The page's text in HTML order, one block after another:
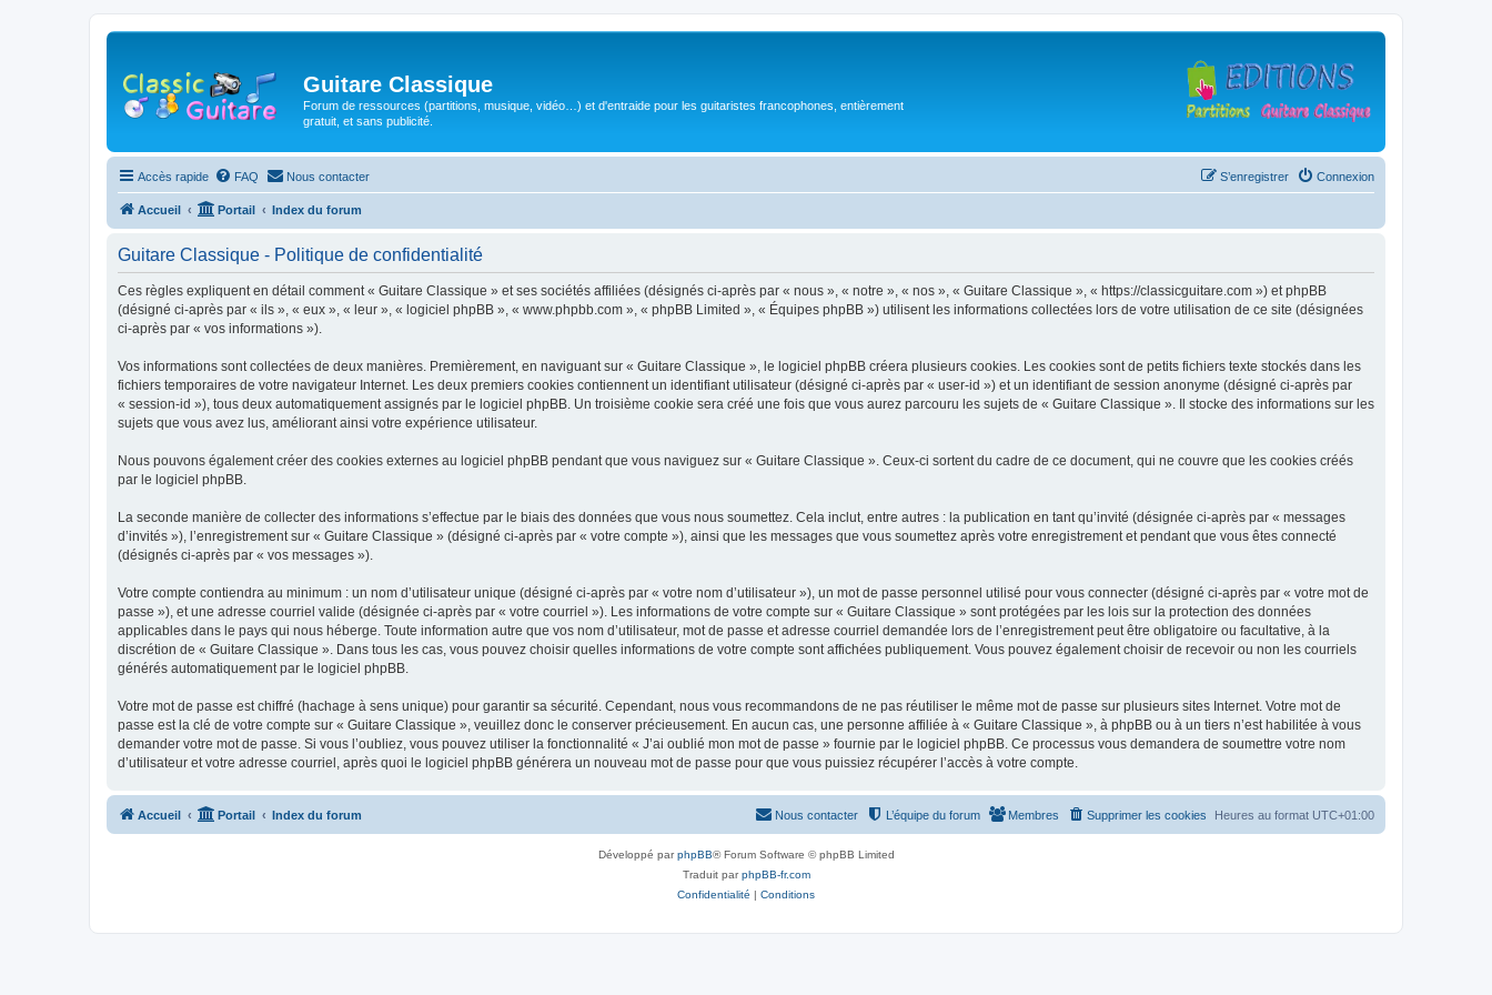
Guitare Classique
Forum de ressources (partitions, musique, vidéo…) et d'entraide pour les guitaristes francophones, entièrement
gratuit, et sans publicité.
Accès rapide FAQ Nous contacter Connexion
S’enregistrer
Accueil Portail Index du forum
Guitare Classique - Politique de confidentialité
Ces règles expliquent en détail comment « Guitare Classique » et ses sociétés affiliées (désignés ci-après par « nous », « notre », « nos », « Guitare Classique », « https://classicguitare.com ») et phpBB
(désigné ci-après par « ils », « eux », « leur », « logiciel phpBB », « www.phpbb.com », « phpBB Limited », « Équipes phpBB ») utilisent les informations collectées lors de votre utilisation de ce site (désignées
ci-après par « vos informations »).
Vos informations sont collectées de deux manières. Premièrement, en naviguant sur « Guitare Classique », le logiciel phpBB créera plusieurs cookies. Les cookies sont de petits fichiers texte stockés dans les
fichiers temporaires de votre navigateur Internet. Les deux premiers cookies contiennent un identifiant utilisateur (désigné ci-après par « user-id ») et un identifiant de session anonyme (désigné ci-après par
« session-id »), tous deux automatiquement assignés par le logiciel phpBB. Un troisième cookie sera créé une fois que vous aurez parcouru les sujets de « Guitare Classique ». Il stocke des informations sur les
sujets que vous avez lus, améliorant ainsi votre expérience utilisateur.
Nous pouvons également créer des cookies externes au logiciel phpBB pendant que vous naviguez sur « Guitare Classique ». Ceux-ci sortent du cadre de ce document, qui ne couvre que les cookies créés
par le logiciel phpBB.
La seconde manière de collecter des informations s’effectue par le biais des données que vous nous soumettez. Cela inclut, entre autres : la publication en tant qu’invité (désignée ci-après par « messages
d’invités »), l’enregistrement sur « Guitare Classique » (désigné ci-après par « votre compte »), ainsi que les messages que vous soumettez après votre enregistrement et pendant que vous êtes connecté
(désignés ci-après par « vos messages »).
Votre compte contiendra au minimum : un nom d’utilisateur unique (désigné ci-après par « votre nom d’utilisateur »), un mot de passe personnel utilisé pour vous connecter (désigné ci-après par « votre mot de
passe »), et une adresse courriel valide (désignée ci-après par « votre courriel »). Les informations de votre compte sur « Guitare Classique » sont protégées par les lois sur la protection des données
applicables dans le pays qui nous héberge. Toute information autre que vos nom d’utilisateur, mot de passe et adresse courriel demandée lors de l’enregistrement peut être obligatoire ou facultative, à la
discrétion de « Guitare Classique ». Dans tous les cas, vous pouvez choisir quelles informations de votre compte sont affichées publiquement. Vous pouvez également choisir de recevoir ou non les courriels
générés automatiquement par le logiciel phpBB.
Votre mot de passe est chiffré (hachage à sens unique) pour garantir sa sécurité. Cependant, nous vous recommandons de ne pas réutiliser le même mot de passe sur plusieurs sites Internet. Votre mot de
passe est la clé de votre compte sur « Guitare Classique », veuillez donc le conserver précieusement. En aucun cas, une personne affiliée à « Guitare Classique », à phpBB ou à un tiers n’est habilitée à vous
demander votre mot de passe. Si vous l’oubliez, vous pouvez utiliser la fonctionnalité « J’ai oublié mon mot de passe » fournie par le logiciel phpBB. Ce processus vous demandera de soumettre votre nom
d’utilisateur et votre adresse courriel, après quoi le logiciel phpBB générera un nouveau mot de passe pour que vous puissiez récupérer l’accès à votre compte.
Accueil Portail Index du forum Heures au format UTC+01:00
Supprimer les cookies
Membres
L’équipe du forum
Nous contacter
Développé parphpBB® Forum Software © phpBB Limited
Traduit parphpBB-fr.com
Confidentialité | Conditions